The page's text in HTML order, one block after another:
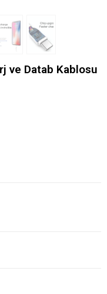
ve Datab Kablosu